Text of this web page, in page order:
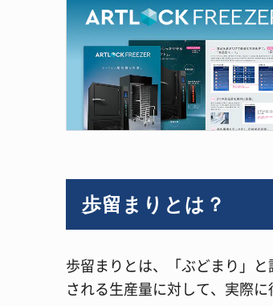
歩留まりとは？
歩留まりとは、「ぶどまり」
される生産量に対して、実際